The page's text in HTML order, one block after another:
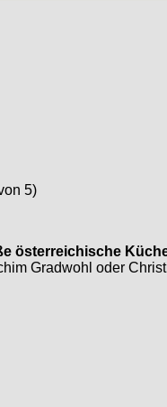
5)
österreichische
Gradwohl oder